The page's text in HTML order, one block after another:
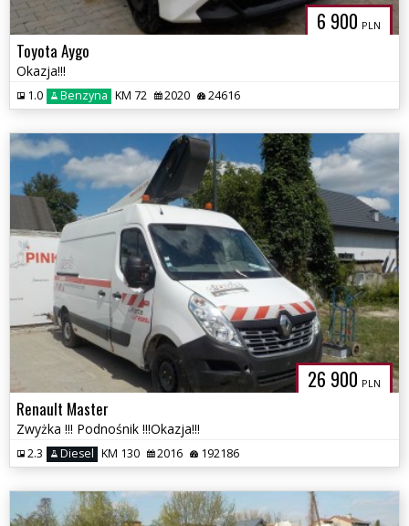
6 900 PLN
Toyota Aygo
Okazja!!!
1.0 Benzyna KM 72 2020 24616
26 900 PLN
Renault Master
Zwyżka !!! Podnośnik !!!Okazja!!!
2.3 Diesel KM 130 2016 192186